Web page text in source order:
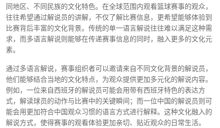
同地区、不同民族的文化特色。在全球范围内观看篮球赛事的观众，
往往希望通过解说员的讲解，不仅了解比赛信息，更希望能够体验到
比赛背后丰富的文化背景。传统的单一语言解说往往难以满足这种需
求，而多语言解说则能够在传递赛事信息的同时，融入更多的文化元
素。
通过多语言解说，赛事组织者可以邀请来自不同文化背景的解说员，
他们能够结合当地的文化特点，为观众提供更加多元化的解说内容。
例如，一位来自西班牙的解说员可能会用带有西班牙特色的表达方
式，解读球员的动作与比赛中的关键瞬间；而一位中国的解说员则可
能会用更加符合中国观众习惯的语言方式进行解释。这种文化融入的
解说方式，使得赛事的观看体验更加亲切、贴近观众的日常生活。